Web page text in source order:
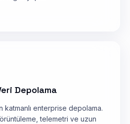
Depolama
katmanlı enterprise depolama.
telemetri ve uzun